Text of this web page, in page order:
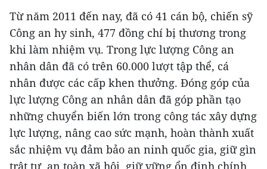
Từ năm 2011 đến nay, đã có 41 cán bộ, chiến sỹ
Công an hy sinh, 477 đồng chí bị thương trong
khi làm nhiệm vụ. Trong lực lượng Công an
nhân dân đã có trên 60.000 lượt tập thể, cá
nhân được các cấp khen thưởng. Đóng góp của
lực lượng Công an nhân dân đã góp phần tạo
những chuyển biến lớn trong công tác xây dựng
lực lượng, nâng cao sức mạnh, hoàn thành xuất
sắc nhiệm vụ đảm bảo an ninh quốc gia, giữ gìn
trật tự, an toàn xã hội, giữ vững ổn định chính